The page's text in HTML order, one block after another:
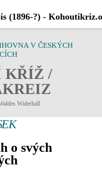
V ČESKÝCH
KŘÍŽ /
Widerhall
o svých
(1896-?) -